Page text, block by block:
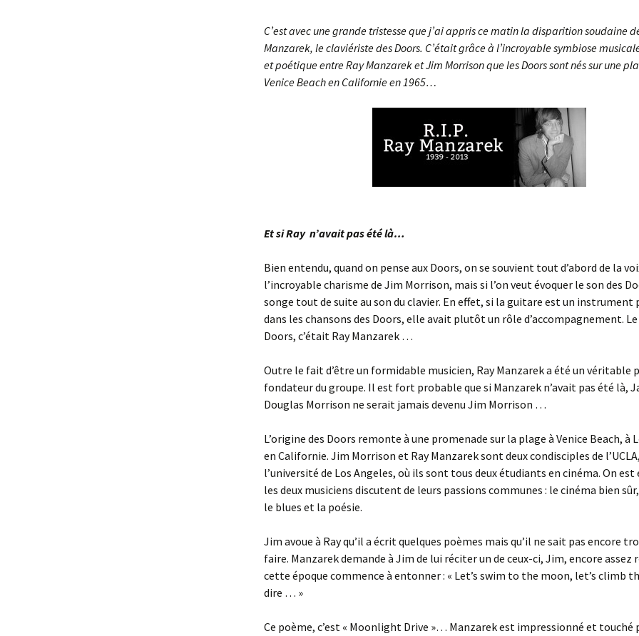
C’est avec une grande tristesse que j’ai appris ce matin la disparition soudaine
Manzarek, le claviériste des Doors. C’était grâce à l’incroyable symbiose
et poétique entre Ray Manzarek et Jim Morrison que les Doors sont nés sur une
Venice Beach en Californie en 1965…
Et si Ray n’avait pas été là…
Bien entendu, quand on pense aux Doors, on se souvient tout d’abord de la
l’incroyable charisme de Jim Morrison, mais si l’on veut évoquer le son des
songe tout de suite au son du clavier. En effet, si la guitare est un instrument
dans les chansons des Doors, elle avait plutôt un rôle d’accompagnement. Le
Doors, c’était Ray Manzarek …
Outre le fait d’être un formidable musicien, Ray Manzarek a été un véritable
fondateur du groupe. Il est fort probable que si Manzarek n’avait pas été là,
Douglas Morrison ne serait jamais devenu Jim Morrison …
L’origine des Doors remonte à une promenade sur la plage à Venice Beach, à
en Californie. Jim Morrison et Ray Manzarek sont deux condisciples de l’UCLA,
l’université de Los Angeles, où ils sont tous deux étudiants en cinéma. On est
les deux musiciens discutent de leurs passions communes : le cinéma bien
le blues et la poésie.
Jim avoue à Ray qu’il a écrit quelques poèmes mais qu’il ne sait pas encore
faire. Manzarek demande à Jim de lui réciter un de ceux-ci, Jim, encore assez
cette époque commence à entonner : « Let’s swim to the moon, let’s climb
dire … »
Ce poème, c’est « Moonlight Drive »… Manzarek est impressionné et touché